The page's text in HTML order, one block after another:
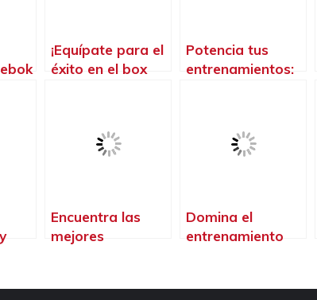
¡Equípate para el
éxito en el box
Potencia tus
entrenamientos:
Crossfit
Encuentra las
mejores
hombres y lleva
Domina el
entrenamiento
Protege tus